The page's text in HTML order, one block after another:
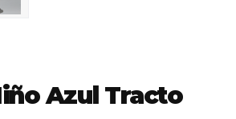
Azul Tracto